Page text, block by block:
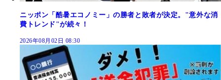
ニッポン「酷暑エコノミー」の勝者と敗者が決定。"意外な消
費トレンド"が続々！
2026年08月02日 08:30